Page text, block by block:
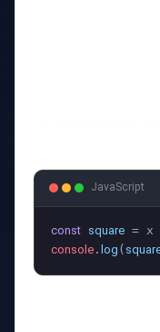
JavaScript
const square
console . log (